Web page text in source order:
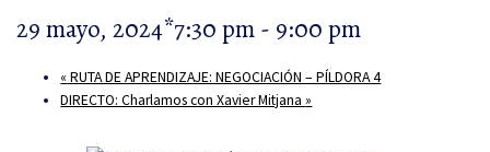
29 mayo, 2024*7:30 pm- 9:00 pm
«RUTA DE APRENDIZAJE: NEGOCIACIÓN – PÍLDORA 4
DIRECTO: Charlamos con Xavier Mitjana»